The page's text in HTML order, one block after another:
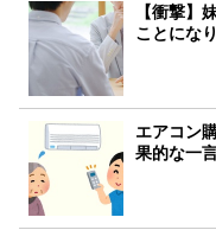
【衝撃】
ことにな
エアコン
果的な一